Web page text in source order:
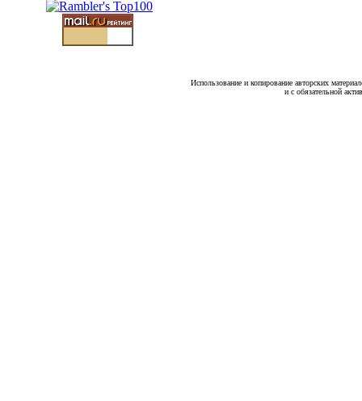
Использование и копирование авторских
и с обязательной